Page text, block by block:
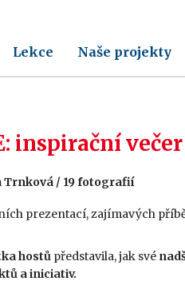
Lekce Naše projekty
inspirační
Trnková / 19 fotografií
prezentací, zajímavých
hostů představila, jak své
a iniciativ.